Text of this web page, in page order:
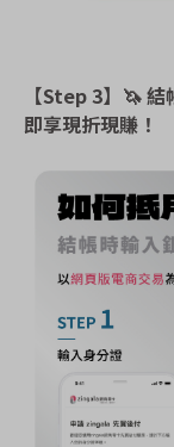
【Step 3】 🦄結
即享現折現賺！